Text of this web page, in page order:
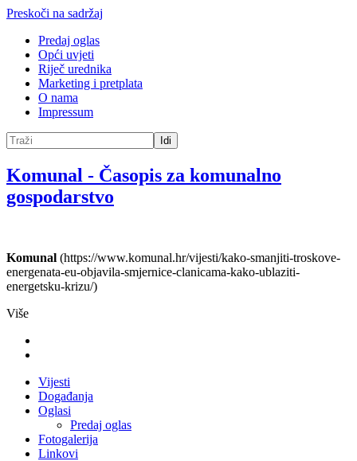
Preskoči na sadržaj
Predaj oglas
Opći uvjeti
Riječ urednika
Marketing i pretplata
O nama
Impressum
Idi
Komunal - Časopis za komunalno
gospodarstvo
Komunal (https://www.komunal.hr/vijesti/kako-smanjiti-troskove-
energenata-eu-objavila-smjernice-clanicama-kako-ublaziti-
energetsku-krizu/)
Više
Vijesti
Događanja
Oglasi
Predaj oglas
Fotogalerija
Linkovi